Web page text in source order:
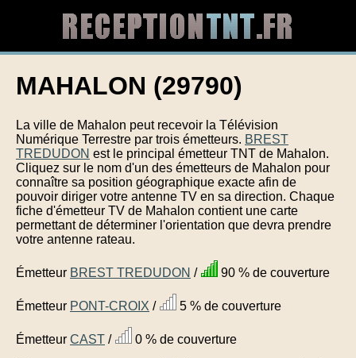
MAHALON (29790)
La ville de Mahalon peut recevoir la Télévision
Numérique Terrestre par trois émetteurs. BREST
TREDUDON est le principal émetteur TNT de Mahalon.
Cliquez sur le nom d'un des émetteurs de Mahalon pour
connaître sa position géographique exacte afin de
pouvoir diriger votre antenne TV en sa direction. Chaque
fiche d'émetteur TV de Mahalon contient une carte
permettant de déterminer l'orientation que devra prendre
votre antenne rateau.
Émetteur BREST TREDUDON / 90 % de couverture
Émetteur PONT-CROIX / 5 % de couverture
Émetteur CAST /
0 % de couverture